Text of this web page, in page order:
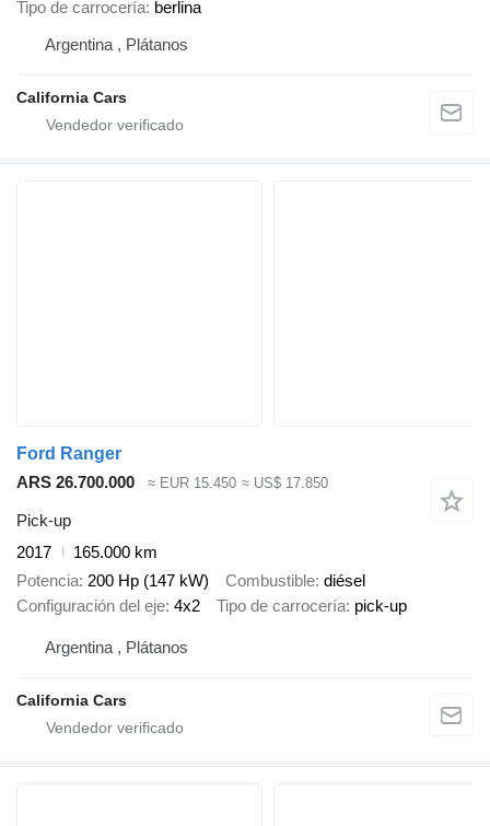
Tipo de carrocería berlina
Argentina , Plátanos
California Cars
Ford Ranger
ARS 26.700.000
≈ EUR 15.450 ≈ US$ 17.850
Pick-up
2017
165.000 km
Potencia 200 Hp (147 kW) Combustible diésel
Configuración del eje 4x2 Tipo de carrocería pick-up
Argentina , Plátanos
California Cars